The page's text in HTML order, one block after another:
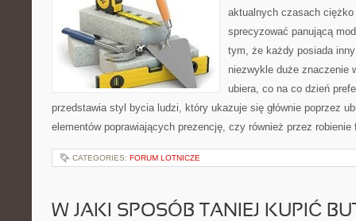
aktualnych czasach ciężko
sprecyzować panującą
tym, że każdy posiada
niezwykle duże znaczenie
ubiera, co na co dzień
przedstawia styl bycia ludzi, który ukazuje się głównie poprzez
elementów poprawiających prezencję, czy również przez
CATEGORIES: FORUM LOTNICZE
W JAKI SPOSÓB TANIEJ KUPIĆ